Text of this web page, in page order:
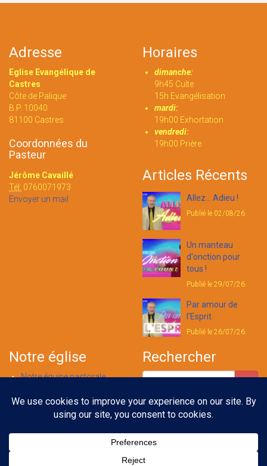
Adresse
Eglise Evangélique de
Castres
Côte de Palique
B.P. 10040
81100 Castres
Coordonnées du
Pasteur
Jérôme Cavaillé
Tél: 0760071973
Envoyer un mail
Horaires
dimanche:
9h45 Culte
15h Evangélisation
mardi:
19h00 Exhortation
vendredi:
19h00 Prière
Articles Récents
Allez... Adieu !
Publié le 02/08/26
Un manteau
d'onction pour
tous !
Publié le 29/07/26
Par amour de
l'Esprit
Publié le 26/07/26
Notre église
Notre équipe pastorale
Notre foi
Rechercher